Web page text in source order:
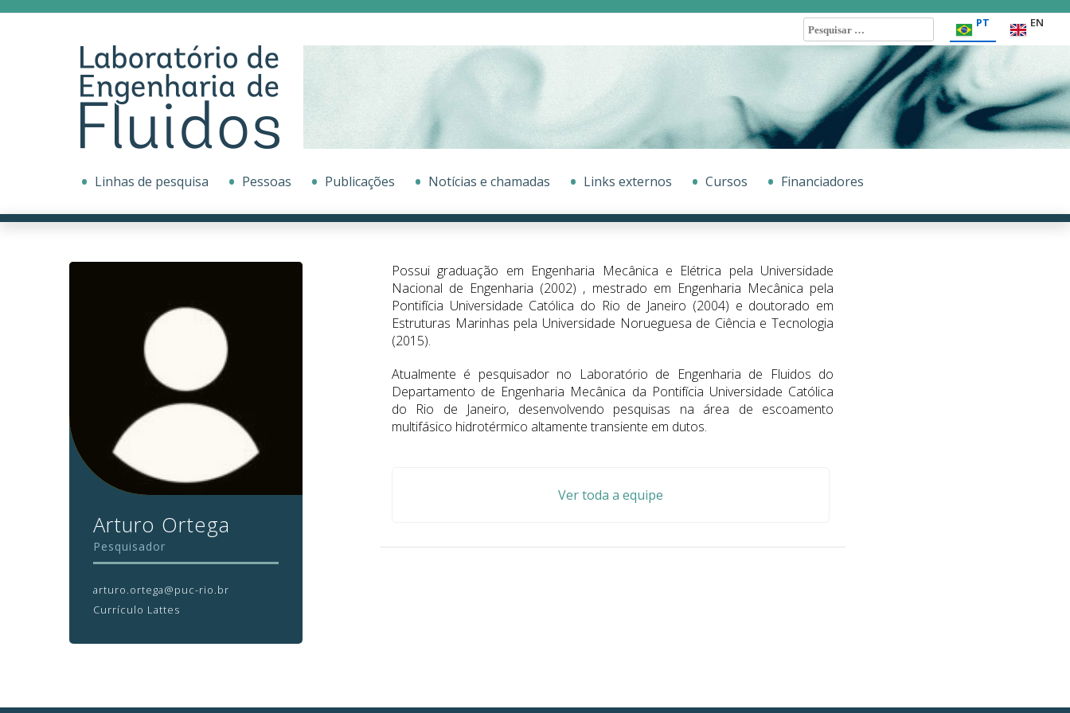
Pesquisar
por:
PT EN
Linhas de pesquisa Pessoas Publicações Notícias e chamadas Links externos Cursos Financiadores
Arturo Ortega
Pesquisador
arturo.ortega@puc-rio.br
Currículo Lattes
Possui graduação em Engenharia Mecânica e Elétrica pela Universidade
Nacional de Engenharia (2002) , mestrado em Engenharia Mecânica pela
Pontifícia Universidade Católica do Rio de Janeiro (2004) e doutorado em
Estruturas Marinhas pela Universidade Norueguesa de Ciência e Tecnologia
(2015).
Atualmente é pesquisador no Laboratório de Engenharia de Fluidos do
Departamento de Engenharia Mecânica da Pontifícia Universidade Católica
do Rio de Janeiro, desenvolvendo pesquisas na área de escoamento
multifásico hidrotérmico altamente transiente em dutos.
Ver toda a equipe